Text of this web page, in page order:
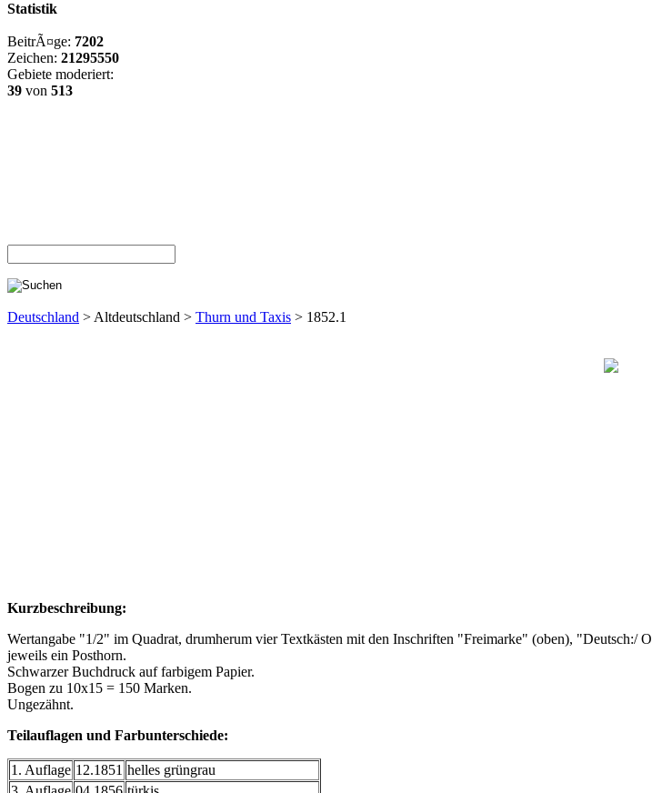
Statistik
BeitrÃ¤ge: 7202
Zeichen: 21295550
Gebiete moderiert:
39 von 513
Deutschland > Altdeutschland > Thurn und Taxis > 1852.1
Kurzbeschreibung:
Wertangabe "1/2" im Quadrat, drumherum vier Textkästen mit den Inschriften "Freimarke" (oben),
jeweils ein Posthorn.
Schwarzer Buchdruck auf farbigem Papier.
Bogen zu 10x15 = 150 Marken.
Ungezähnt.
Teilauflagen und Farbunterschiede:
1. Auflage 12.1851 helles grüngrau